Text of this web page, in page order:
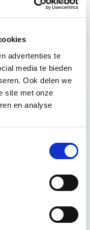
advertenties te
media te bieden
Ook delen we
site met onze
en analyse
Start wo 30 sep
Letterlijk, want in
is. Dit betekent